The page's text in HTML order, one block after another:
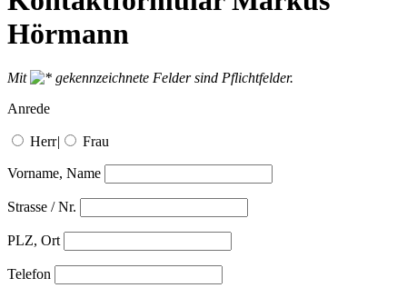
Hörmann
Mit
gekennzeichnete Felder sind Pflichtfelder.
Anrede
Herr| Frau
Vorname, Name
Strasse / Nr.
PLZ, Ort
Telefon